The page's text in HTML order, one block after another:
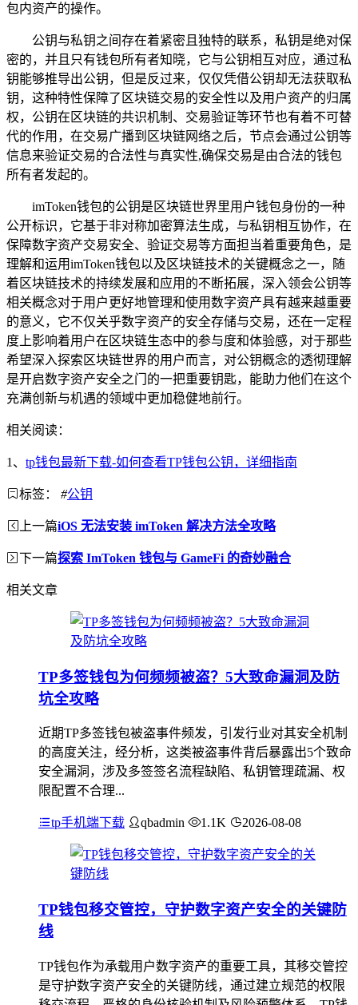
包内资产的操作。
公钥与私钥之间存在着紧密且独特的联系，私钥是绝对保
密的，并且只有钱包所有者知晓，它与公钥相互对应，通过私
钥能够推导出公钥，但是反过来，仅仅凭借公钥却无法获取私
钥，这种特性保障了区块链交易的安全性以及用户资产的归属
权，公钥在区块链的共识机制、交易验证等环节也有着不可替
代的作用，在交易广播到区块链网络之后，节点会通过公钥等
信息来验证交易的合法性与真实性,确保交易是由合法的钱包
所有者发起的。
imToken钱包的公钥是区块链世界里用户钱包身份的一种
公开标识，它基于非对称加密算法生成，与私钥相互协作，在
保障数字资产交易安全、验证交易等方面担当着重要角色，是
理解和运用imToken钱包以及区块链技术的关键概念之一，随
着区块链技术的持续发展和应用的不断拓展，深入领会公钥等
相关概念对于用户更好地管理和使用数字资产具有越来越重要
的意义，它不仅关乎数字资产的安全存储与交易，还在一定程
度上影响着用户在区块链生态中的参与度和体验感，对于那些
希望深入探索区块链世界的用户而言，对公钥概念的透彻理解
是开启数字资产安全之门的一把重要钥匙，能助力他们在这个
充满创新与机遇的领域中更加稳健地前行。
相关阅读：
1、 tp钱包最新下载-如何查看TP钱包公钥，详细指南
标签： #公钥
上一篇iOS 无法安装 imToken 解决方法全攻略
下一篇探索 ImToken 钱包与 GameFi 的奇妙融合
相关文章
TP多签钱包为何频频被盗？5大致命漏洞及防
坑全攻略
近期TP多签钱包被盗事件频发，引发行业对其安全机制
的高度关注，经分析，这类被盗事件背后暴露出5个致命
安全漏洞，涉及多签签名流程缺陷、私钥管理疏漏、权
限配置不合理...
tp手机端下载 qbadmin 1.1K 2026-08-08
TP钱包移交管控，守护数字资产安全的关键防
线
TP钱包作为承载用户数字资产的重要工具，其移交管控
是守护数字资产安全的关键防线，通过建立规范的权限